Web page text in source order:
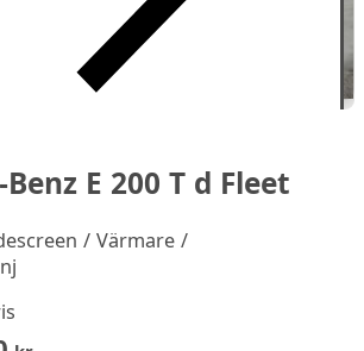
E 200 T d Fleet
/ Värmare /